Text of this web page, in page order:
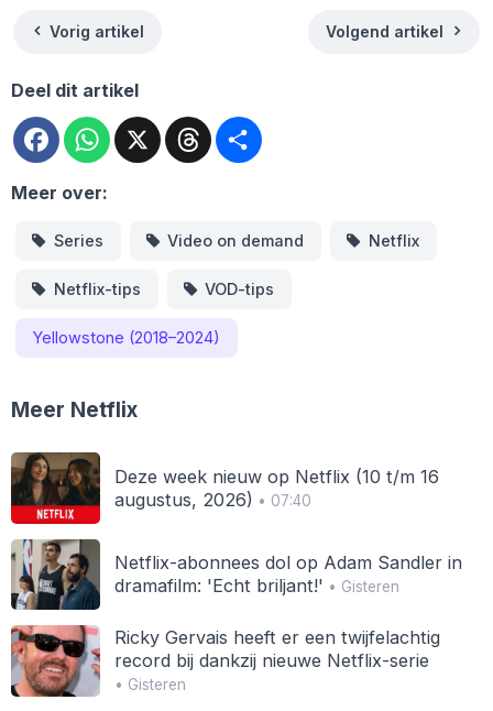
Vorig artikel Volgend artikel
Deel dit artikel
FacebookWhatsApp
X Threads
Meer over:
Series Video on demand Netflix
Netflix-tips VOD-tips
Yellowstone (2018–2024)
Meer Netflix
Deze week nieuw op Netflix (10 t/m 16
augustus, 2026) • 07:40
Netflix-abonnees dol op Adam Sandler in
dramafilm: 'Echt briljant!' • Gisteren
Ricky Gervais heeft er een twijfelachtig
record bij dankzij nieuwe Netflix-serie
• Gisteren